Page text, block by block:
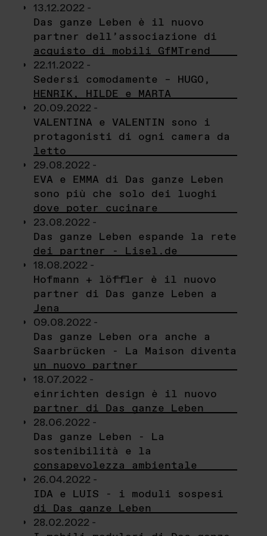
13.12.2022 -
Das ganze Leben è il nuovo
partner dell’associazione di
acquisto di mobili GfMTrend
22.11.2022 -
Sedersi comodamente – HUGO,
HENRIK, HILDE e MARTA
20.09.2022 -
VALENTINA e VALENTIN sono i
protagonisti di ogni camera da
letto
29.08.2022 -
EVA e EMMA di Das ganze Leben
sono più che solo dei luoghi
dove poter cucinare
23.08.2022 -
Das ganze Leben espande la rete
dei partner - Lisel.de
18.08.2022 -
Hofmann + löffler è il nuovo
partner di Das ganze Leben a
Jena
09.08.2022 -
Das ganze Leben ora anche a
Saarbrücken - La Maison diventa
un nuovo partner
18.07.2022 -
einrichten design è il nuovo
partner di Das ganze Leben
28.06.2022 -
Das ganze Leben - La
sostenibilità e la
consapevolezza ambientale
26.04.2022 -
IDA e LUIS - i moduli sospesi
di Das ganze Leben
28.02.2022 -